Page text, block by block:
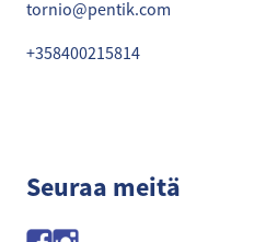
tornio@pentik.com
+358400215814
Seuraa meitä